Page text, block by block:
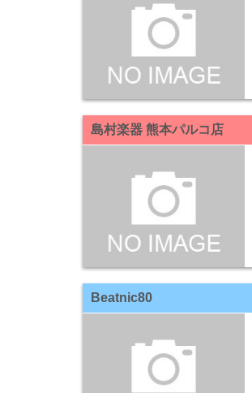
島村楽器 熊本パルコ店
Beatnic80